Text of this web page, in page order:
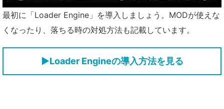
最初に「Loader Engine」を導入しましょう。MODが使えな
くなったり、落ちる時の対処方法も記載しています。
▶Loader Engineの導入方法を見る